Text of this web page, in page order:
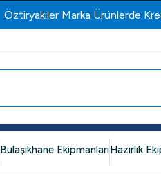
Öztiryakiler Marka Ürünlerde
Bulaşıkhane EkipmanlarıHazırlık